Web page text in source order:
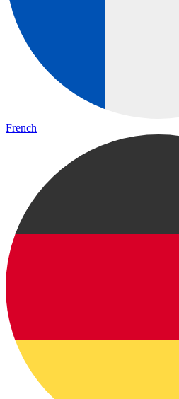
French